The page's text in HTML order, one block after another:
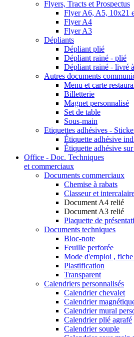
Flyers, Tracts et Prospectus
Flyer A6, A5, 10x21
Flyer A4
Flyer A3
Dépliants
Dépliant plié
Dépliant rainé - plié
Dépliant rainé - livré
Autres documents
Menu et carte
Billetterie
Magnet personnalisé
Set de table
Sous-main
Etiquettes adhésives -
Étiquette adhésive
Étiquette adhésive
Office - Doc. Techniques
et commerciaux
Documents commerciaux
Chemise à rabats
Classeur et
Document A4 relié
Document A3 relié
Plaquette de
Documents techniques
Bloc-note
Feuille perforée
Mode d'emploi ,
Plastification
Transparent
Calendriers personnalisés
Calendrier chevalet
Calendrier
Calendrier mural
Calendrier plié agrafé
Calendrier souple